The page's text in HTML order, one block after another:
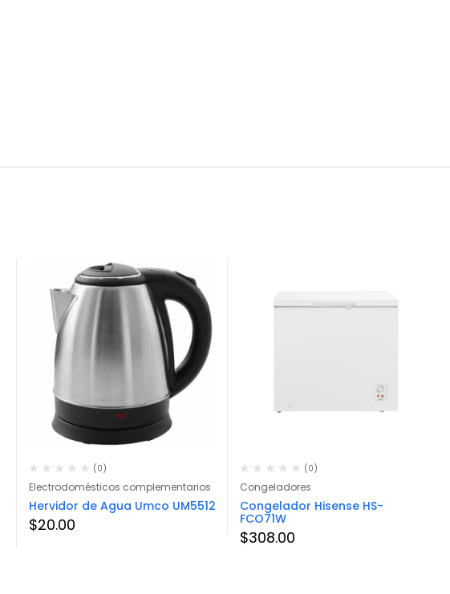
(0)
Electrodomésticos complementarios
Hervidor de Agua Umco UM5512
$20.00
(0)
Congeladores
Congelador Hisense HS-
FCO71W
$308.00